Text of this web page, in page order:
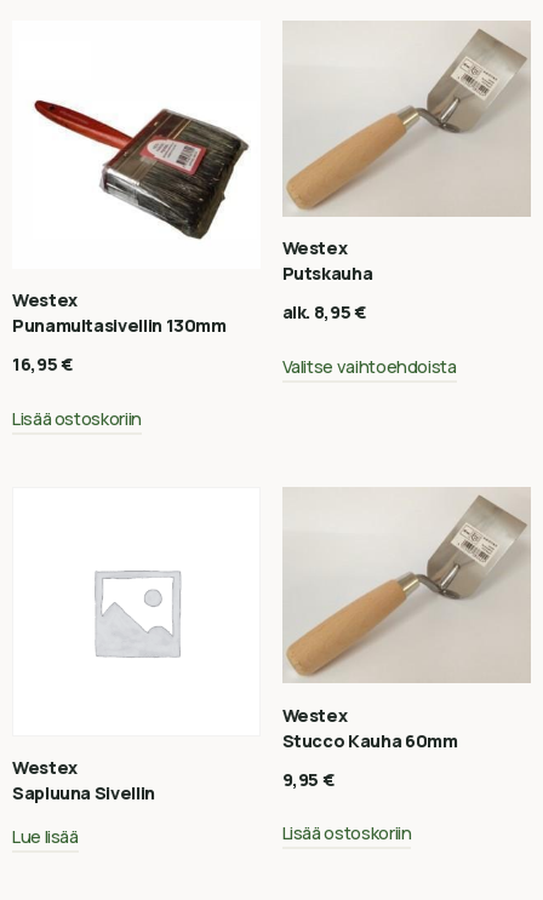
Westex
Punamultasivellin 130mm
16,95€
Lisää ostoskoriin
Westex
Putskauha
alk. 8,95€
Valitse vaihtoehdoista
Westex
Sapluuna Sivellin
Lue lisää
Westex
Stucco Kauha 60mm
9,95 €
Lisää ostoskoriin